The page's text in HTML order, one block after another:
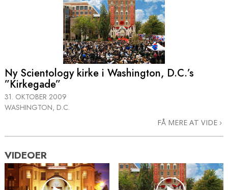
Ny Scientology kirke i Washington, D.C.’s
”Kirkegade”
31. OKTOBER 2009
WASHINGTON, D.C.
FÅ MERE AT VIDE
VIDEOER